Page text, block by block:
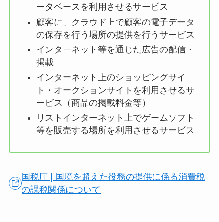
ータベースを利用させるサービス
顧客に、クラウド上で顧客の電子データ
の保存を行う場所の提供を行うサービス
インターネット等を通じた広告の配信・
掲載
インターネット上のショッピングサイ
ト・オークションサイトを利用させるサ
ービス（商品の掲載料金等）
リストインターネット上でゲームソフト
等を販売する場所を利用させるサービス
国税庁 | 国境を超えた役務の提供に係る消費税
の課税関係について